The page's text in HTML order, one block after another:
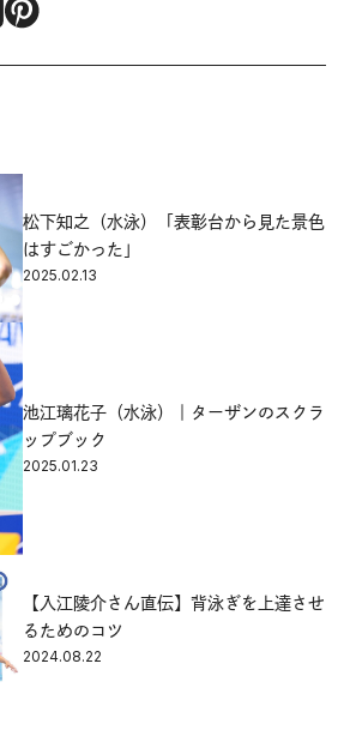
松下知之（水泳）「表彰台から見た景色
はすごかった」
2025.02.13
池江璃花子（水泳）｜ターザンのスクラ
ップブック
2025.01.23
【入江陵介さん直伝】背泳ぎを上達させ
るためのコツ
2024.08.22